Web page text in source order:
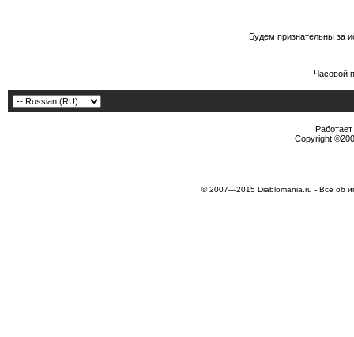
Будем признательны за
Часовой
Copyright
© 2007—2015 Diablomania.ru - Всё об